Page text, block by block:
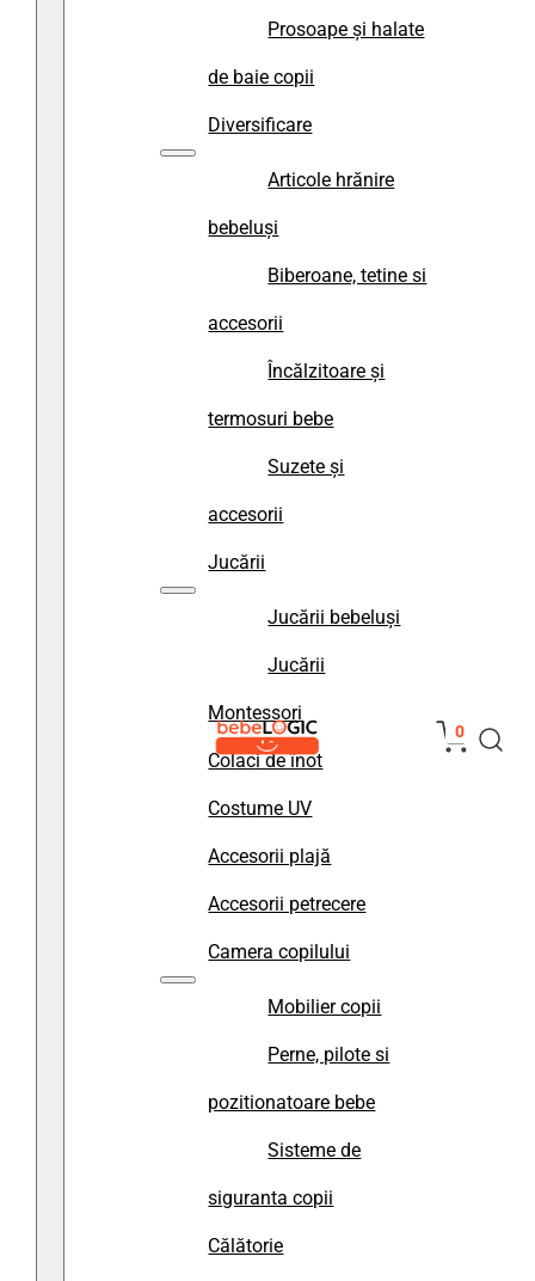
Prosoape și halate
de baie copii
Diversificare
Articole hrănire
bebeluși
Biberoane, tetine si
accesorii
Încălzitoare și
termosuri bebe
Suzete și
accesorii
Jucării
Jucării bebeluși
Jucării
Montessori
Colaci de înot
Costume UV
Accesorii plajă
Accesorii petrecere
Camera copilului
Mobilier copii
Perne, pilote si
pozitionatoare bebe
Sisteme de
siguranta copii
Călătorie
0